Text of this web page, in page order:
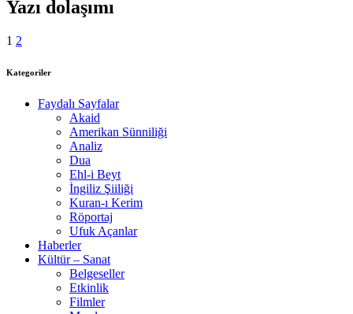
Yazı dolaşımı
1 2
Kategoriler
Faydalı Sayfalar
Akaid
Amerikan Sünniliği
Analiz
Dua
Ehl-i Beyt
İngiliz Şiiliği
Kuran-ı Kerim
Röportaj
Ufuk Açanlar
Haberler
Kültür – Sanat
Belgeseller
Etkinlik
Filmler